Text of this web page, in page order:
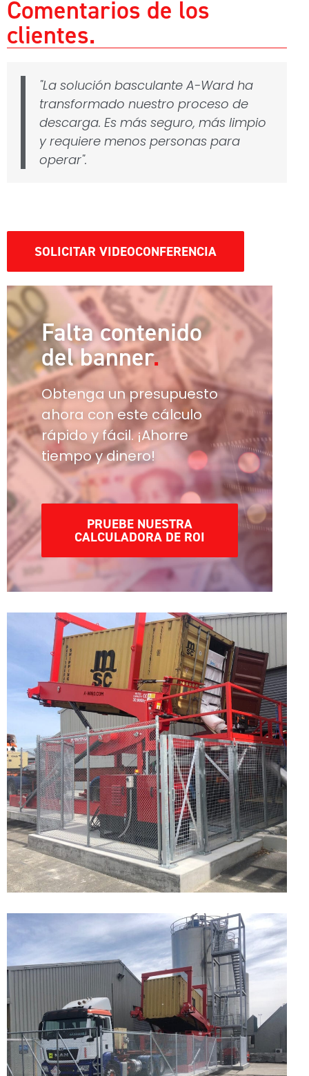
Falta contenido
del banner
Obtenga un presupuesto
ahora con este cálculo
rápido y fácil. ¡Ahorre
tiempo y dinero!
PRUEBE NUESTRA
CALCULADORA DE ROI
Comentarios de los
clientes
"La solución basculante A-Ward ha
transformado nuestro proceso de
descarga. Es más seguro, más limpio
y requiere menos personas para
operar".
SOLICITAR VIDEOCONFERENCIA